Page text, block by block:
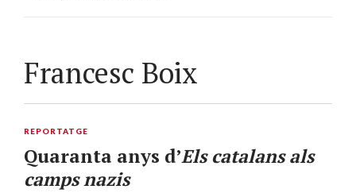
Francesc Boix
REPORTATGE
Quaranta anys d’Els catalans als
camps nazis